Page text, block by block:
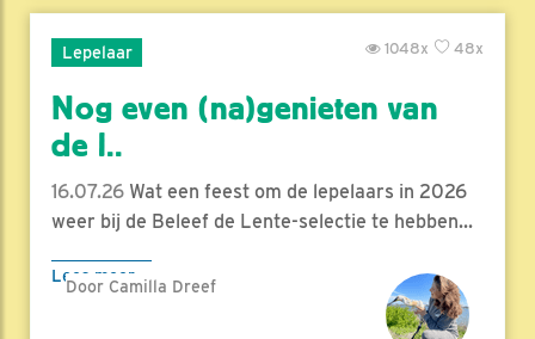
Lepelaar 48x
1048x
Nog even (na)genieten van
de l..
16.07.26 Wat een feest om de lepelaars in 2026
weer bij de Beleef de Lente-selectie te hebben...
Lees meer
Door Camilla Dreef